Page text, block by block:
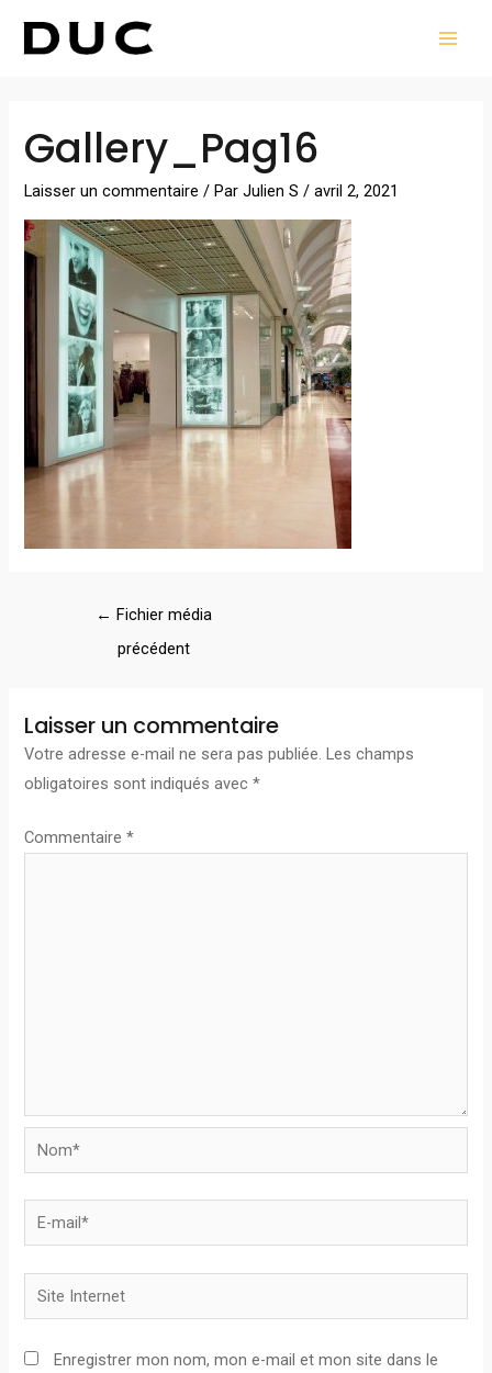
Gallery_Pag16
Laisser un commentaire / ParJulien S/avril 2, 2021
des
← Fichier média
précédent
Laisser un commentaire
Votre adresse e-mail ne sera pas publiée. Les champs
obligatoires sont indiqués avec*
Commentaire*
Nom*
E-
mail*
Site
Internet
Enregistrer mon nom, mon e-mail et mon site dans le